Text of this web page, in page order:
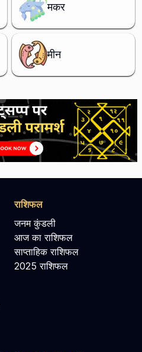
मकर
मीन
राशिफल
जनम कुंडली
आज का राशिफल
साप्ताहिक राशिफल
2025 राशिफल